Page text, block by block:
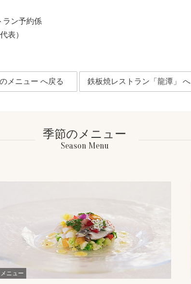
ン予約係
表）
メニュー へ戻る 鉄板焼レストラン「龍潭」 へ
季節のメニュー
Season Menu